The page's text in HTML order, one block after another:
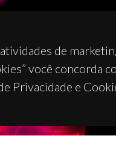
de
você concorda
Privacidade e